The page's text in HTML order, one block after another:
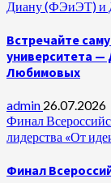
Диану (ФЭиЭТ)
Встречайте
университета
Любимовых
admin 26.07.2026
Финал
лидерства «От
Финал